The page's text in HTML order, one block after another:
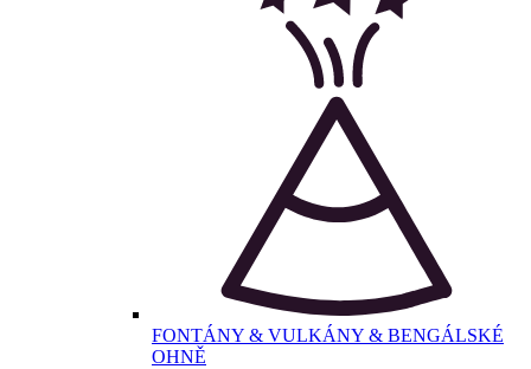
FONTÁNY & VULKÁNY & BENGÁLSKÉ
OHNĚ